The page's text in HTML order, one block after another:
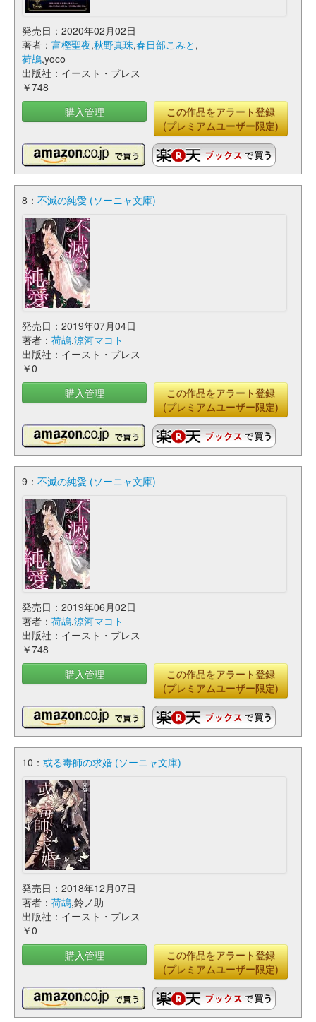
発売日：2020年02月02日
著者： 富樫聖夜,秋野真珠,春日部こみと ,
荷鴣,yoco
出版社：イースト・プレス
￥748
購入管理
この作品をアラート登録
(プレミアムユーザー限定)
8： 不滅の純愛 (ソーニャ文庫)
発売日：2019年07月04日
著者： 荷鴣,涼河マコト
出版社：イースト・プレス
￥0
購入管理
この作品をアラート登録
(プレミアムユーザー限定)
9： 不滅の純愛 (ソーニャ文庫)
発売日：2019年06月02日
著者： 荷鴣,涼河マコト
出版社：イースト・プレス
￥748
購入管理
この作品をアラート登録
(プレミアムユーザー限定)
10： 或る毒師の求婚 (ソーニャ文庫)
発売日：2018年12月07日
著者： 荷鴣,鈴ノ助
出版社：イースト・プレス
￥0
購入管理
この作品をアラート登録
(プレミアムユーザー限定)